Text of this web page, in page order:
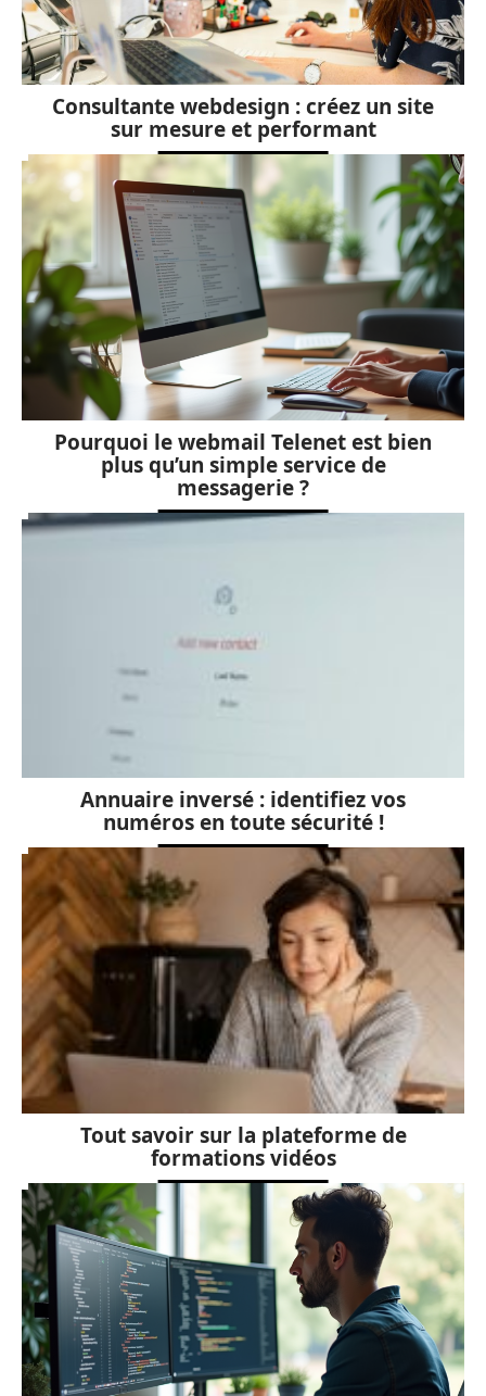
Consultante webdesign : créez un site
sur mesure et performant
Pourquoi le webmail Telenet est bien
plus qu’un simple service de
messagerie ?
Annuaire inversé : identifiez vos
numéros en toute sécurité !
Tout savoir sur la plateforme de
formations vidéos